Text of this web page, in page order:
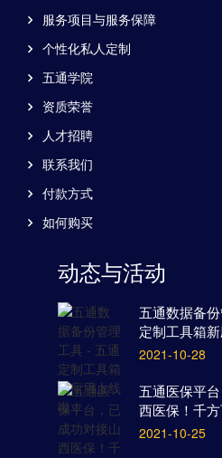
服务项目与服务保障
个性化私人定制
五通学院
资质荣誉
人才招聘
联系我们
付款方式
如何购买
动态与活动
五通数据备
定制工具箱
2021-10-28
五通医保平
西医保！千
2021-10-25